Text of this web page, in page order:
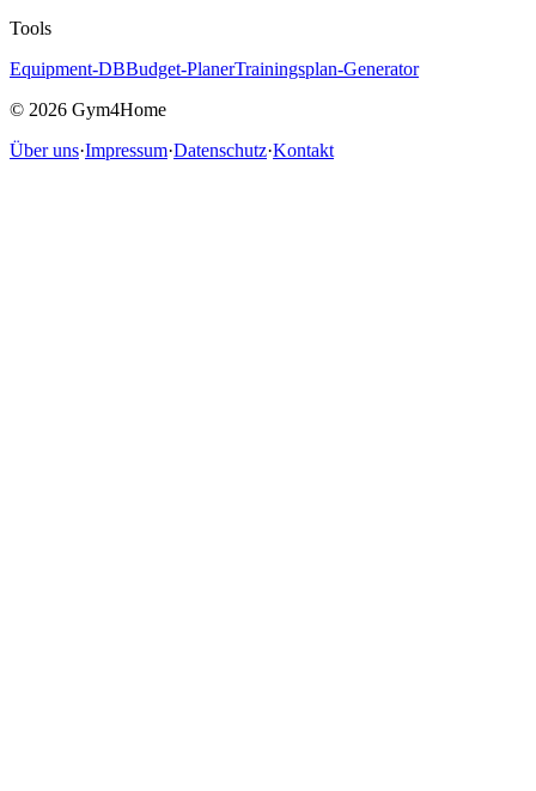
Tools
Equipment-DBBudget-PlanerTrainingsplan-Generator
© 2026 Gym4Home
Über uns·Impressum·Datenschutz·Kontakt